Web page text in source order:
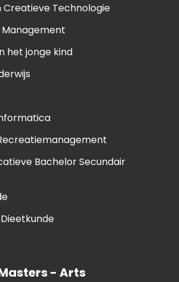
Creatieve Technologie
het jonge kind
Bachelor Secundair
- Arts